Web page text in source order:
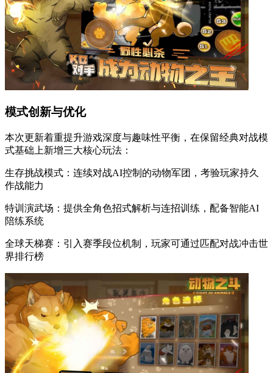
模式创新与优化
本次更新着重提升游戏深度与趣味性平衡，在保留经典对战模
式基础上新增三大核心玩法：
生存挑战模式：连续对战AI控制的动物军团，考验玩家持久
作战能力
特训演武场：提供全角色招式解析与连招训练，配备智能AI
陪练系统
全球天梯赛：引入赛季段位机制，玩家可通过匹配对战冲击世
界排行榜